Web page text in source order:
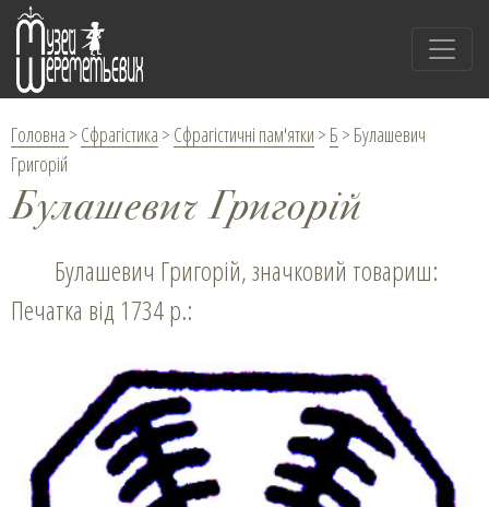
Головна > Сфрагістика > Сфрагістичні пам'ятки > Б > Булашевич
Григорій
Булашевич Григорій
Булашевич Григорій, значковий товариш:
Печатка від 1734 р.: